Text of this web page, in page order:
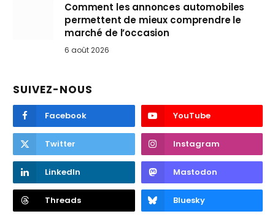
Comment les annonces automobiles
permettent de mieux comprendre le
marché de l’occasion
6 août 2026
SUIVEZ-NOUS
Facebook YouTube
Twitter Instagram
LinkedIn Mastodon
Threads Bluesky